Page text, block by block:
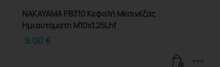
NAKAYAMA PB310 Κεφαλή Μεσινέζας
Ημιαυτόματη M10x1.25Lhf
9.00€